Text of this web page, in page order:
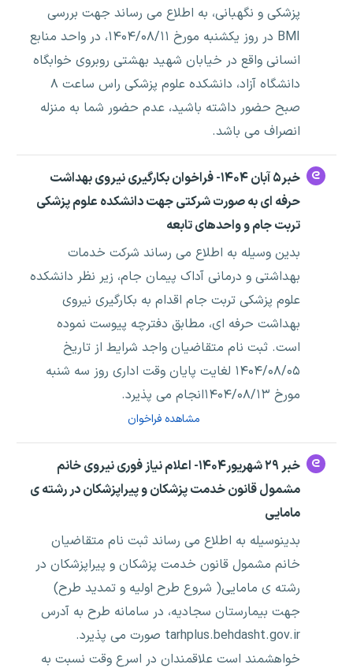
پزشکی و نگهبانی، به اطلاع می رساند جهت بررسی
BMI در روز یکشنبه مورخ ۱۴۰۴/۰۸/۱۱، در واحد منابع
انسانی واقع در خیابان شهید بهشتی روبروی خوابگاه
دانشگاه آزاد، دانشکده علوم پزشکی راس ساعت ۸
صبح حضور داشته باشید، عدم حضور شما به منزله
انصراف می باشد.
خبر۵ آبان ۱۴۰۴- فراخوان بکارگیری نیروی بهداشت
حرفه ای به صورت شرکتی جهت دانشکده علوم پزشکی
تربت جام و واحدهای تابعه
بدین وسیله به اطلاع می رساند شرکت خدمات
بهداشتی و درمانی آداک پیمان جام، زیر نظر دانشکده
علوم پزشکی تربت جام اقدام به بکارگیری نیروی
بهداشت حرفه ای، مطابق دفترچه پیوست نموده
است. ثبت نام متقاضیان واجد شرایط از تاریخ
۱۴۰۴/۰۸/۰۵ لغایت پایان وقت اداری روز سه شنبه
مورخ ۱۴۰۴/۰۸/۱۳انجام می پذیرد.
مشاهده فراخوان
خبر ۲۹ شهریور۱۴۰۴- اعلام نیاز فوری نیروی خانم
مشمول قانون خدمت پزشکان و پیراپزشکان در رشته ی
مامایی
بدینوسیله به اطلاع می رساند ثبت نام متقاضیان
خانم مشمول قانون خدمت پزشکان و پیراپزشکان در
رشته ی مامایی( شروع طرح اولیه و تمدید طرح)
جهت بیمارستان سجادیه، در سامانه طرح به آدرس
tarhplus.behdasht.gov.ir صورت می پذیرد.
خواهشمند است علاقمندان در اسرع وقت نسبت به